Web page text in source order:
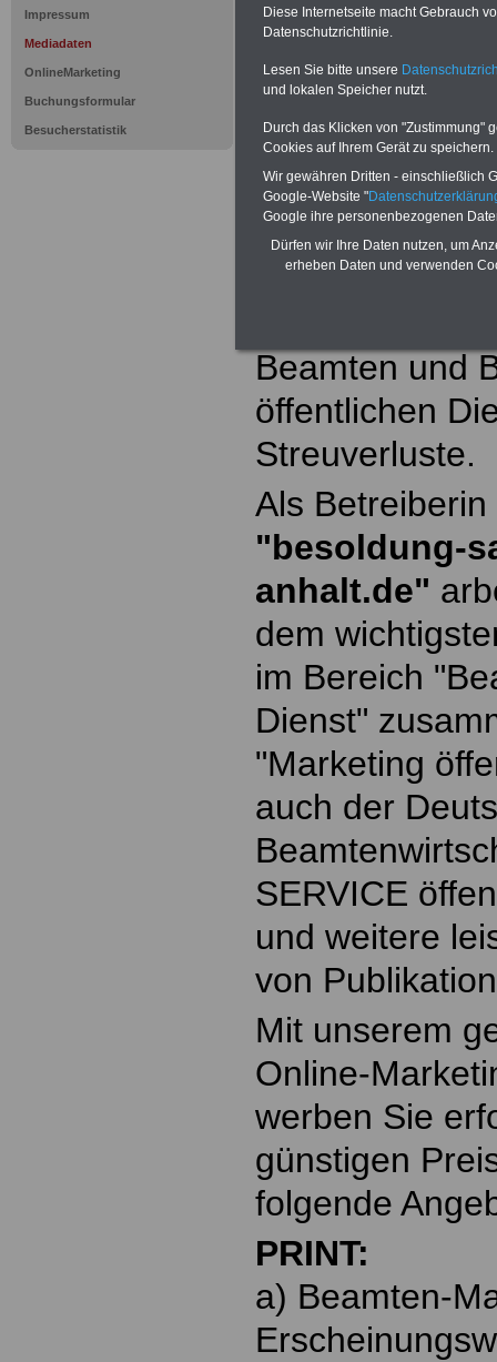
Impressum
Mediadaten
OnlineMarketing
Buchungsformular
Besucherstatistik
Sie möchten
"Beamte/
und/oder
Öffentlichen
Sie diese
"Print &
vermeiden in
Beamten und
öffentlichen
Streuverluste.
Als
"besoldung-
anhalt.de"
dem
im Bereich
Dienst"
"Marketing
auch der
SERVICE
und weitere
von
Mit unserem
Online-
werben Sie
günstigen
folgende
PRINT:
a) Beamten-
Diese Internetseite macht Gebrauch
Datenschutzrichtlinie.
Lesen Sie bitte unsere
und lokalen Speicher nutzt.
Durch das Klicken von "Zustimmung"
Cookies auf Ihrem Gerät zu speichern.
Wir gewähren Dritten - einschließlich
Google-Website "
Google ihre personenbezogenen
Dürfen wir Ihre Daten nutzen, um
erheben Daten und verwenden